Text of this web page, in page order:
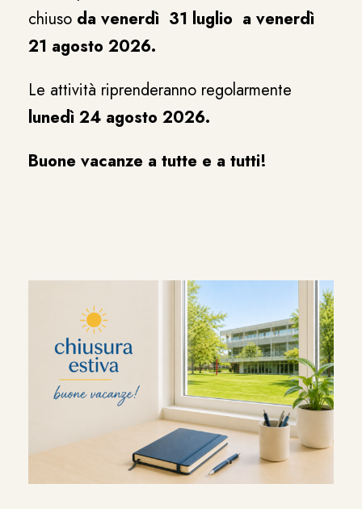
chiuso da venerdì 31 luglio a venerdì
21 agosto 2026.
Le attività riprenderanno regolarmente
lunedì 24 agosto 2026.
Buone vacanze a tutte e a tutti!